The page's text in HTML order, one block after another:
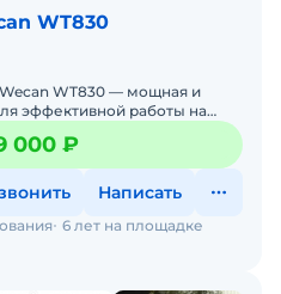
WT830
WT830 — мощная и
эффективной работы на
коммунальном хозяйстве.
000 ₽
Написать
6 лет на площадке